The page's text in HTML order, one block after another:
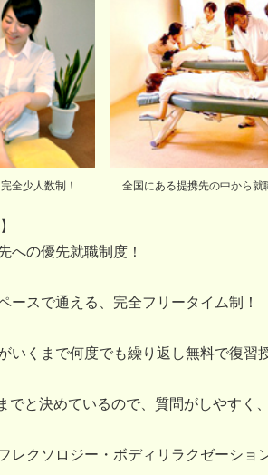
全少人数制！ 全国にある提携先の中から就
への優先就職制度！
スで通える、完全フリータイム制！
いくまで何度でも繰り返し無料で復習
でと決めているので、質問がしやすく
レクソロジー・ボディリラクゼーショ